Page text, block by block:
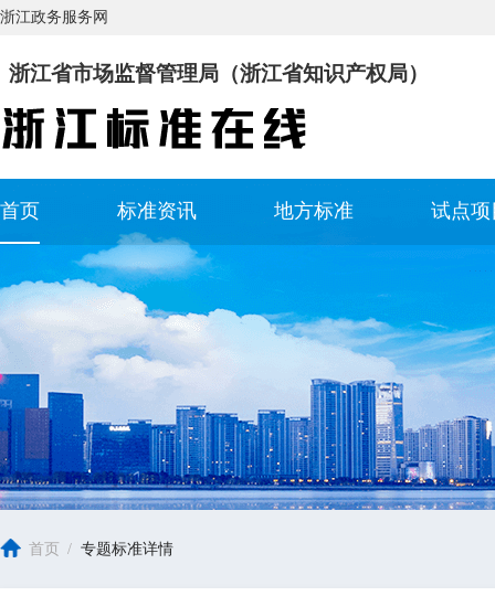
浙江政务服务网
浙江省市场监督管理局（浙江省知识产权局）
首页 标准资讯 地方标准 试点项
首页 / 专题标准详情